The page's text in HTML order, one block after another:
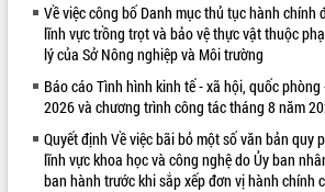
VIDEO
Về việc công bố Danh mục thủ tục hành chính
lĩnh vực trồng trọt và bảo vệ thực vật thuộc
lý của Sở Nông nghiệp và Môi trường
Báo cáo Tình hình kinh tế - xã hội, quốc
2026 và chương trình công tác tháng 8 năm
Quyết định Về việc bãi bỏ một số văn bản quy
lĩnh vực khoa học và công nghệ do Ủy ban
ban hành trước khi sắp xếp đơn vị hành chính